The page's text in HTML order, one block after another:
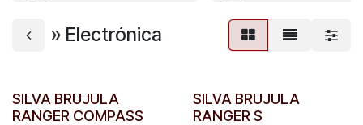
» Electrónica
SILVA BRUJULA
RANGER COMPASS
SILVA BRUJULA
RANGER S